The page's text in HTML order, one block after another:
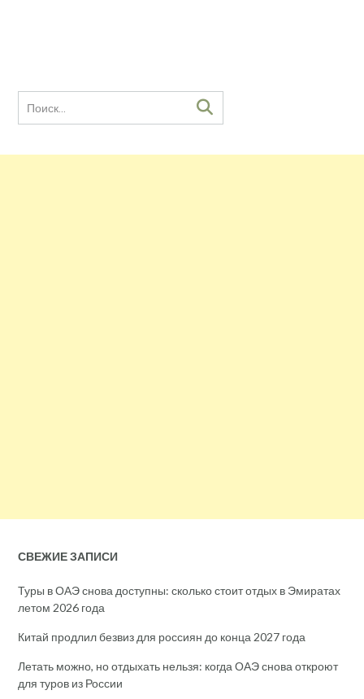
СВЕЖИЕ ЗАПИСИ
Туры в ОАЭ снова доступны: сколько стоит отдых в Эмиратах
летом 2026 года
Китай продлил безвиз для россиян до конца 2027 года
Летать можно, но отдыхать нельзя: когда ОАЭ снова откроют
для туров из России